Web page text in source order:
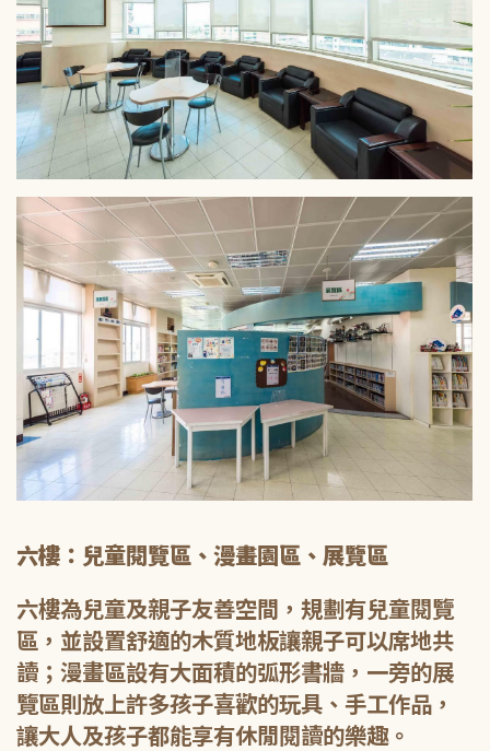
六樓：兒童閱覽區、漫畫園區、展覽區
六樓為兒童及親子友善空間，規劃有兒童閱覽
區，並設置舒適的木質地板讓親子可以席地共
讀；漫畫區設有大面積的弧形書牆，一旁的展
覽區則放上許多孩子喜歡的玩具、手工作品，
讓大人及孩子都能享有休閒閱讀的樂趣。